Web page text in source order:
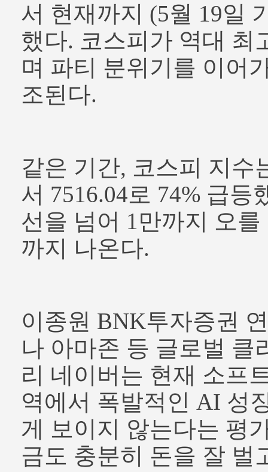
서 현재까지 (5월 19일
했다. 코스피가 역대 최
며 파티 분위기를 이어
조된다.
같은 기간, 코스피 지수
서 7516.04로 74% 급등
선을 넘어 1만까지 오
까지 나온다.
이종원 BNK투자증권
나 아마존 등 글로벌 클
리 네이버는 현재 소프
역에서 폭발적인 AI 성
게 보이지 않는다는 평
금도 충분히 돈을 잘 벌